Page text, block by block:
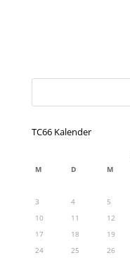
TC66 Kalender
M D M
3
4 5
10
11 12
17
18 19
24
25 26